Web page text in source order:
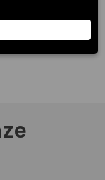
Een
heeft om